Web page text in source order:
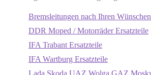
Bremsleitungen nach Ihren
DDR Moped / Motorräder Ersatzteile
IFA Trabant Ersatzteile
IFA Wartburg Ersatzteile
Lada Skoda UAZ Wolga GAZ